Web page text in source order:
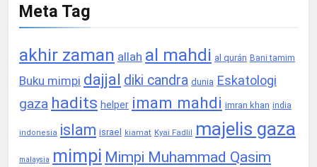
Meta Tag
akhir zaman allah al mahdi al qurán Bani tamim
Buku mimpi dajjal diki candra dunia Eskatologi
gaza hadits helper imam mahdi imran khan india
indonesia islam israel kiamat Kyai Fadlil majelis gaza
malaysia mimpi Mimpi Muhammad Qasim